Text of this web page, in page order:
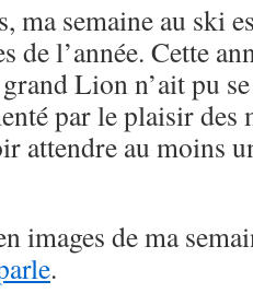
ma semaine au ski
de l’année. Cette
Lion n’ait pu
par le plaisir des
attendre au moins
images de ma
.